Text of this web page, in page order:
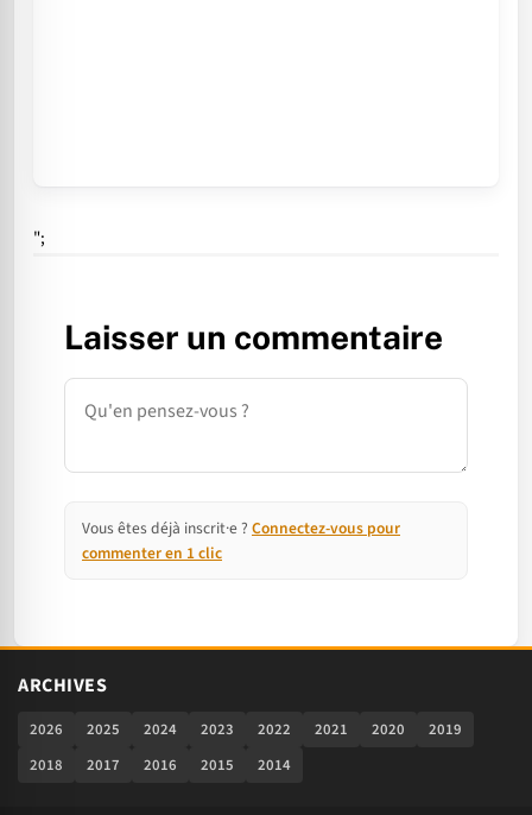
";
Laisser un commentaire
Commentaire
Vous êtes déjà inscrit·e ? Connectez-vous pour
commenter en 1 clic
ARCHIVES
2026 2025 2024 2023 2022 2021 2020
2019
2018
2017 2016 2015 2014